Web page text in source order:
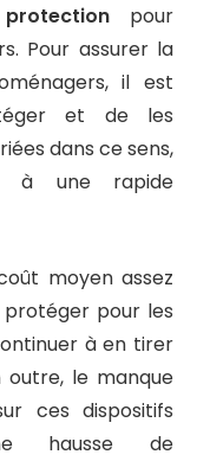
pour
Pour assurer la
il est
et de les
dans ce sens,
à une rapide
moyen assez
pour les
à en tirer
outre, le manque
ces dispositifs
hausse de